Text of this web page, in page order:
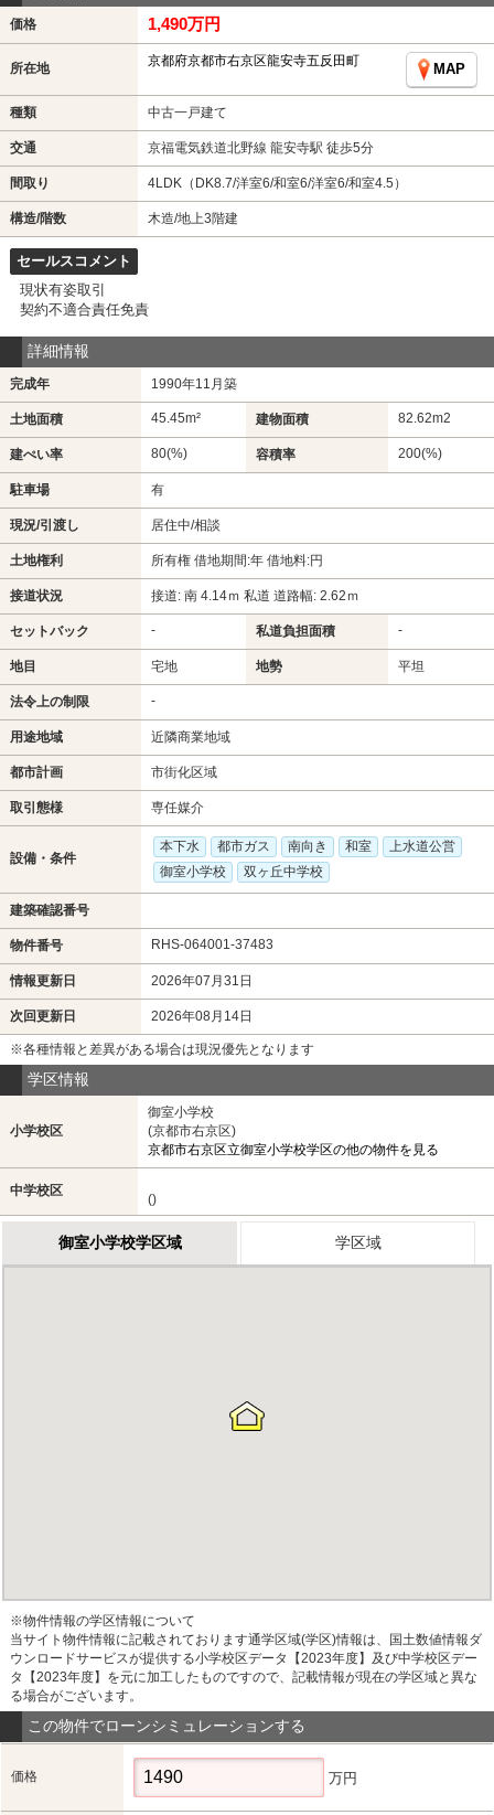
価格 1,490万円
所在地 京都府京都市右京区龍安寺五反田町
MAP
種類 中古一戸建て
交通 京福電気鉄道北野線 龍安寺駅 徒歩5分
間取り 4LDK（DK8.7/洋室6/和室6/洋室6/和室4.5）
構造/階数 木造/地上3階建
セールスコメント
現状有姿取引
契約不適合責任免責
詳細情報
完成年 1990年11月築
土地面積 45.45m² 建物面積 82.62m2
建ぺい率 80(%) 容積率 200(%)
駐車場 有
現況/引渡し 居住中/相談
土地権利 所有権 借地期間:年 借地料:円
接道状況 接道: 南 4.14ｍ 私道 道路幅: 2.62ｍ
セットバック - 私道負担面積 -
地目 宅地 地勢 平坦
法令上の制限 -
用途地域 近隣商業地域
都市計画 市街化区域
取引態様 専任媒介
設備・条件
本下水 都市ガス 南向き 和室
上水道公営
御室小学校
双ヶ丘中学校
建築確認番号
物件番号 RHS-064001-37483
情報更新日 2026年07月31日
次回更新日 2026年08月14日
※各種情報と差異がある場合は現況優先となります
学区情報
小学校区
御室小学校
(京都市右京区)
京都市右京区立御室小学校学区の他の物件を見る
中学校区
()
御室小学校学区域 学区域
※物件情報の学区情報について
当サイト物件情報に記載されております通学区域(学区)情報は、国土数値情報ダ
ウンロードサービスが提供する小学校区データ【2023年度】及び中学校区デー
タ【2023年度】を元に加工したものですので、記載情報が現在の学区域と異な
る場合がございます。
この物件でローンシミュレーションする
価格 万円